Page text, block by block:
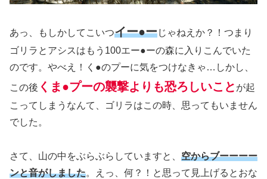
あっ、もしかしてこいつイー●ーじゃねえか？！つまり
ゴリラとアシスはもう100エー●ーの森に入りこんでいた
のです。やべえ！く●のプーに気をつけなきゃ…しかし、
この後 くま●プーの襲撃よりも恐ろしいこと が起
こってしまうなんて、ゴリラはこの時、思ってもいません
でした。
さて、山の中をぶらぶらしていますと、 空からブーーーー
ンと音がしました。えっ、何？！と思って見上げるとおな